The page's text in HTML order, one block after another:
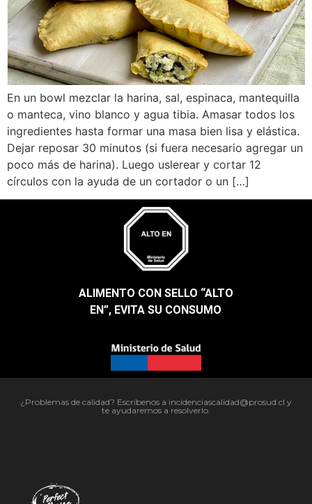
En un bowl mezclar la harina, sal, espinaca, mantequilla
o manteca, vino blanco y agua tibia. Amasar todos los
ingredientes hasta formar una masa bien lisa y elástica.
Dejar reposar 30 minutos (si fuera necesario agregar un
poco más de harina). Luego uslerear y cortar 12
círculos con la ayuda de un cortador o un […]
ALIMENTO CON SELLO “ALTO
EN”, EVITA SU CONSUMO​
¿Problemas de calidad? Escríbenos a incidenciascalidad@prosud.cl y
te ayudaremos a resolverlo.